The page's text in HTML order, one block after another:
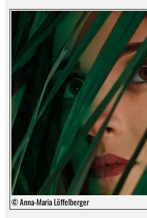
© Anna-Maria Löffelberger